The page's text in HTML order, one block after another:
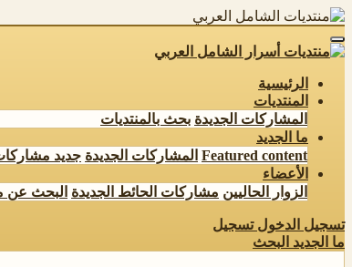
الرئيسية
المنتديات
المشاركات الجديدة بحث بالمنتديات
ما الجديد
Featured content المشاركات الجديدة جديد
الأعضاء
الزوار الحاليين مشاركات الحائط الجديدة البحث
تسجيل الدخول تسجيل
ما الجديد البحث